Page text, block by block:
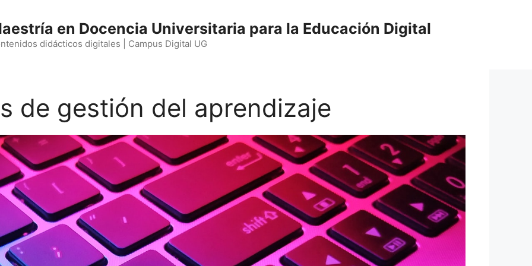
en Docencia Universitaria para la Educación Digital
didácticos digitales | Campus Digital UG
de gestión del aprendizaje